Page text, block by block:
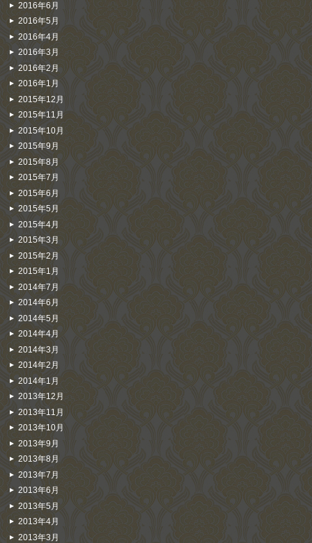
2016年6月
2016年5月
2016年4月
2016年3月
2016年2月
2016年1月
2015年12月
2015年11月
2015年10月
2015年9月
2015年8月
2015年7月
2015年6月
2015年5月
2015年4月
2015年3月
2015年2月
2015年1月
2014年7月
2014年6月
2014年5月
2014年4月
2014年3月
2014年2月
2014年1月
2013年12月
2013年11月
2013年10月
2013年9月
2013年8月
2013年7月
2013年6月
2013年5月
2013年4月
2013年3月